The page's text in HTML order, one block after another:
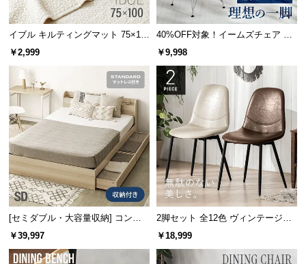
お
知
せ
ロ
企
情
報
イブル キルティングマット 75×10
0cm コットン100%
￥2,999
40%OFF対象！イームズチェア デ
ザイナーズシェルチェア プレミア
￥9,998
[セミダブル・大容量収納] コンセ
ント機能付きベッド マットレス付
￥39,997
2脚セット 全12色 ヴィンテージ調
デザイナーズシェルチェア
￥18,999